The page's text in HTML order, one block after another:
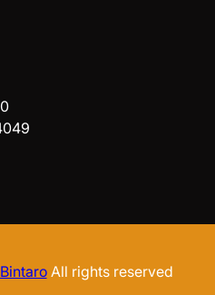
All rights reserved